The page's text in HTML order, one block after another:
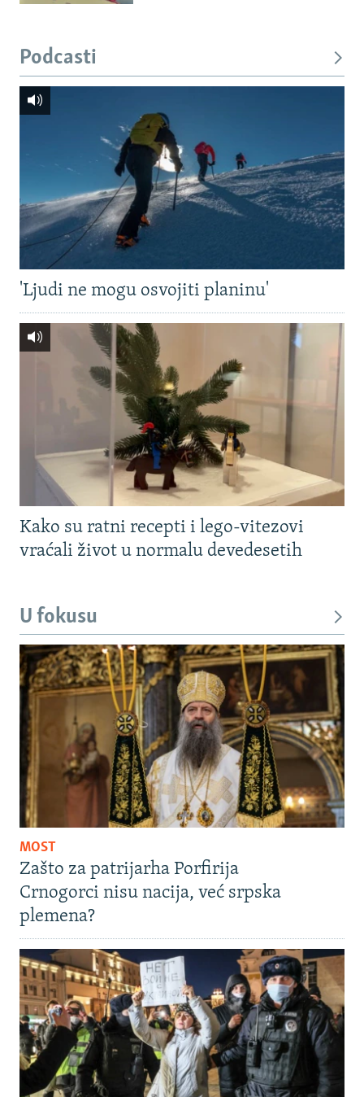
Podcasti
'Ljudi ne mogu osvojiti planinu'
Kako su ratni recepti i lego-vitezovi
vraćali život u normalu devedesetih
U fokusu
MOST
Zašto za patrijarha Porfirija
Crnogorci nisu nacija, već srpska
plemena?